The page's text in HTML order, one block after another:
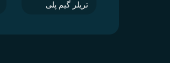
تریلر گیم پلی